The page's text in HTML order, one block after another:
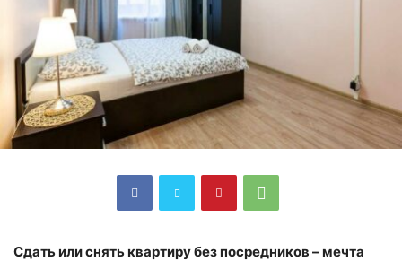
Сдать или снять квартиру без посредников – мечта